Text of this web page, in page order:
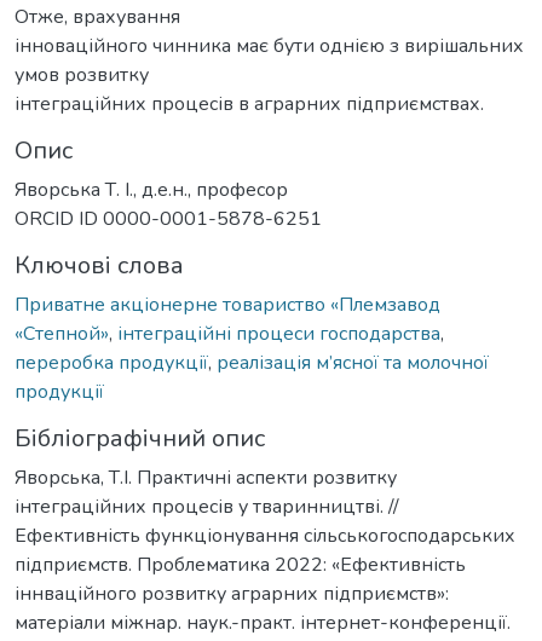
Отже, врахування
інноваційного чинника має бути однією з вирішальних
умов розвитку
інтеграційних процесів в аграрних підприємствах.
Опис
Яворська Т. І., д.е.н., професор
ORCID ID 0000-0001-5878-6251
Ключові слова
Приватне акціонерне товариство «Племзавод
«Степной», інтеграційні процеси господарства,
переробка продукції, реалізація м’ясної та молочної
продукції
Бібліографічний опис
Яворська, Т.І. Практичні аспекти розвитку
інтеграційних процесів у тваринництві. //
Ефективність функціонування сільськогосподарських
підприємств. Проблематика 2022: «Ефективність
іннваційного розвитку аграрних підприємств»:
матеріали міжнар. наук.-практ. інтернет-конференції.